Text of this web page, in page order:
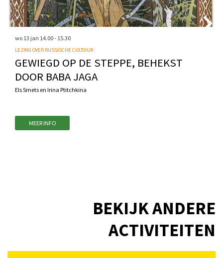
GEWIEGD OP DE STEPPE, BEHEKST
DOOR BABA JAGA
Els Smets en Irina Ptitchkina
LEZING OVER RUSSISCHE CULTUUR
wo 13 jan 14.00 - 15.30
MEER INFO
BEKIJK ANDERE
ACTIVITEITEN